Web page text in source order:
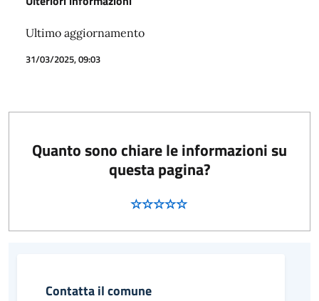
Ultimo aggiornamento
31/03/2025, 09:03
Quanto sono chiare le informazioni su
questa pagina?
Contatta il comune